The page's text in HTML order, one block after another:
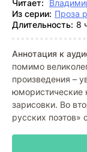
Читает:
Из серии: Проза
Длительность: 8
Аннотация к
помимо
произведения –
юмористические
зарисовки. Во
русских